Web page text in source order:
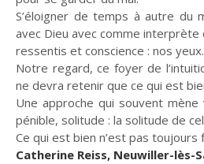
S’éloigner de temps à autre du
avec Dieu avec comme
ressentis et conscience : nos yeux.
Notre regard, ce foyer de
ne devra retenir que ce qui est
Une approche qui souvent
pénible, solitude : la solitude de
Ce qui est bien n’est pas toujours
Catherine Reiss, Neuwiller-lès-